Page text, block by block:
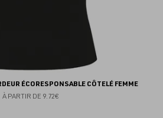
ÉCORESPONSABLE CÔTELÉ FEMME
À PARTIR DE 9.72€